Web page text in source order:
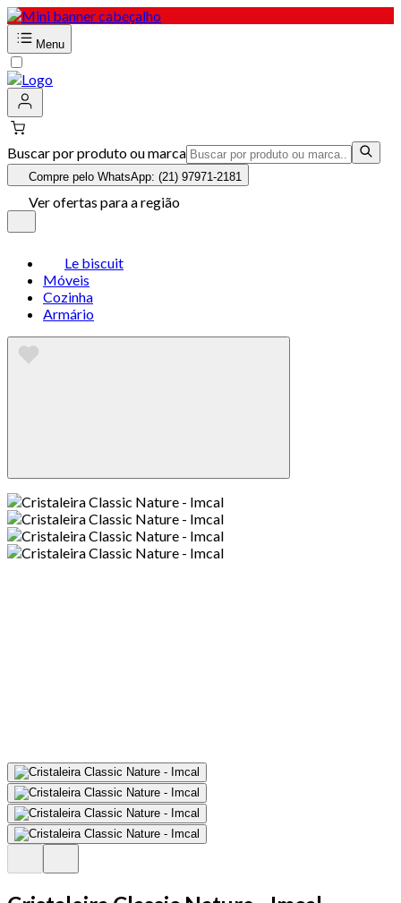
Menu
Buscar por produto ou marca
Compre pelo WhatsApp: (21) 97971-2181
Ver ofertas para a região
Le biscuit
Móveis
Cozinha
Armário